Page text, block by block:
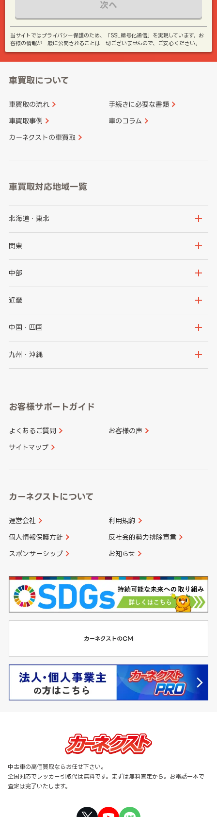
次へ
当サイトではプライバシー保護のため、「SSL暗号化通信」を実現しています。お
客様の情報が一般に公開されることは一切ございませんので、ご安心ください。
車買取について
車買取の流れ 手続きに必要な書類
車買取事例 車のコラム
カーネクストの車買取
車買取対応地域一覧
北海道・東北
北海道
岩手県
秋田県
関東
茨城県
群馬県
千葉県
中部
新潟県
石川県
山梨県
愛知県
近畿
大阪府
京都府
和歌山県
中国・四国
鳥取県
山口県
香川県 愛媛県
九州・沖縄
長崎県
大分県 宮崎県
お客様サポートガイド
よくあるご質問 お客様の声
サイトマップ
カーネクストについて
運営会社 利用規約
個人情報保護方針 反社会的勢力排除宣言
スポンサーシップ お知らせ
中古車の高価買取ならお任せ下さい。
全国対応でレッカー引取代は無料です。まずは無料査定から。お電話一本で
査定は完了いたします。